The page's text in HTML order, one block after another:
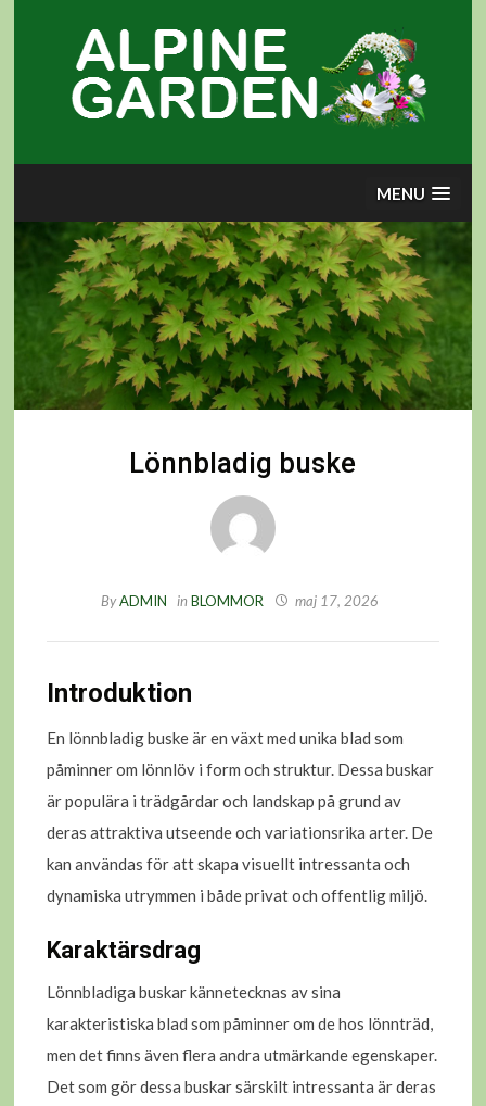
MENU
Lönnbladig buske
ByADMIN in BLOMMOR maj 17, 2026
Introduktion
En lönnbladig buske är en växt med unika blad som
påminner om lönnlöv i form och struktur. Dessa buskar
är populära i trädgårdar och landskap på grund av
deras attraktiva utseende och variationsrika arter. De
kan användas för att skapa visuellt intressanta och
dynamiska utrymmen i både privat och offentlig miljö.
Karaktärsdrag
Lönnbladiga buskar kännetecknas av sina
karakteristiska blad som påminner om de hos lönnträd,
men det finns även flera andra utmärkande egenskaper.
Det som gör dessa buskar särskilt intressanta är deras